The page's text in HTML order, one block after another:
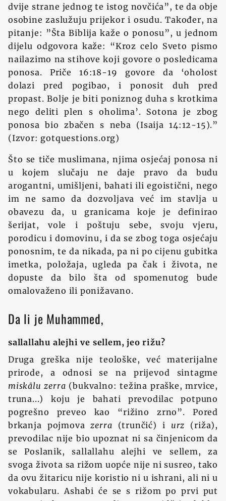
dvije strane jednog te istog novčića”, te da obje
osobine zaslužuju prijekor i osudu. Također, na
pitanje: ”Šta Biblija kaže o ponosu”, u jednom
dijelu odgovora kaže: “Kroz celo Sveto pismo
nailazimo na stihove koji govore o posledicama
ponosa. Priče 16:18-19 govore da ‘oholost
dolazi pred pogibao, i ponosit duh pred
propast. Bolje je biti poniznog duha s krotkima
nego deliti plen s oholima’. Sotona je zbog
ponosa bio zbačen s neba (Isaija 14:12-15).”
(Izvor: gotquestions.org)
Što se tiče muslimana, njima osjećaj ponosa ni
u kojem slučaju ne daje pravo da budu
arogantni, umišljeni, bahati ili egoistični, nego
im ne samo da dozvoljava već im stavlja u
obavezu da, u granicama koje je definirao
šerijat, vole i poštuju sebe, svoju vjeru,
porodicu i domovinu, i da se zbog toga osjećaju
ponosnim, te da nikada, pa ni po cijenu gubitka
imetka, položaja, ugleda pa čak i života, ne
dopuste da bilo šta od spomenutog bude
omalovaženo ili ponižavano.
Da li je Muhammed,
sallallahu alejhi ve sellem, jeo rižu?
Druga greška nije teološke, već materijalne
prirode, a odnosi se na prijevod sintagme
miskālu zerra (bukvalno: težina praške, mrvice,
truna...) koju je bahati prevodilac potpuno
pogrešno preveo kao “rižino zrno”. Pored
brkanja pojmovazerra (trunčić) i urz (riža),
prevodilac nije bio upoznat ni sa činjenicom da
se Poslanik, sallallahu alejhi ve sellem, za
svoga života sa rižom uopće nije ni susreo, tako
da ovu žitaricu nije koristio ni u ishrani, ali ni u
vokabularu. Ashabi će se s rižom po prvi put